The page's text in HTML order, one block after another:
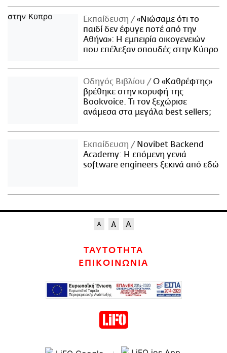
Εκπαίδευση
«Νιώσαμε ότι το
παιδί δεν έφυγε ποτέ από την
Αθήνα»: Η εμπειρία οικογενειών
που επέλεξαν σπουδές στην Κύπρο
Οδηγός Βιβλίου
Ο «Καθρέφτης»
βρέθηκε στην κορυφή της
Bookvoice. Τι τον ξεχώρισε
ανάμεσα στα μεγάλα best sellers;
Εκπαίδευση
Novibet Backend
Academy: Η επόμενη γενιά
software engineers ξεκινά από εδώ
ΤΑΥΤΟΤΗΤΑ
ΕΠΙΚΟΙΝΩΝΙΑ